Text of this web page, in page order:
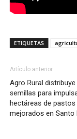
ETIQUETAS
Artículo anterior
Agro Rural distribuye
semillas para
hectáreas de pastos
mejorados en Santo